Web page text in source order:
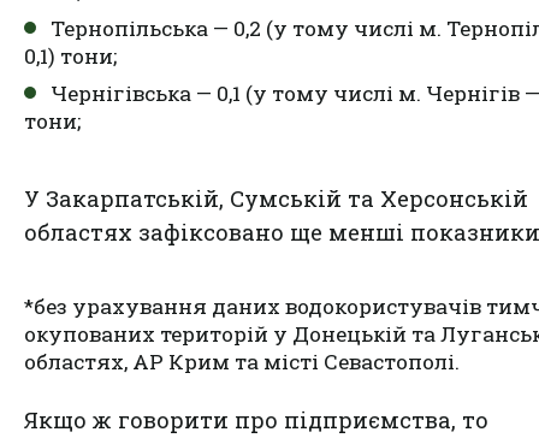
Тернопільська — 0,2 (у тому числі м.
0,1) тони;
Чернігівська — 0,1 (у тому числі м. Чернігів
тони;
У Закарпатській, Сумській та Херсонській
областях зафіксовано ще менші
*без урахування даних водокористувачів
окупованих територій у Донецькій та
областях, АР Крим та місті Севастополі.
Якщо ж говорити про підприємства, то